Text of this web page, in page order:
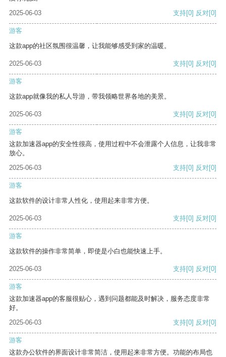
2025-06-03
支持[0] 反对[0]
游客
这款app的社区氛围很温馨，让我能够感受到家的温暖。
2025-06-03 支持[0] 反对[0]
游客
这款app就像我的私人导游，带我领略世界各地的美景。
2025-06-03 支持[0] 反对[0]
游客
这款加速器app的安全性很高，使用过程中不会泄露个人信息，让我非常
放心。
2025-06-03
支持[0] 反对[0]
游客
这款软件的设计非常人性化，使用起来非常方便。
2025-06-03 支持[0] 反对[0]
游客
这款软件的操作非常简单，即使是小白也能快速上手。
2025-06-03 支持[0] 反对[0]
游客
这款加速器app的客服很贴心，遇到问题都能及时解决，服务态度非常
好。
2025-06-03
支持[0] 反对[0]
游客
这款办公软件的界面设计非常简洁，使用起来非常方便。功能的布局也